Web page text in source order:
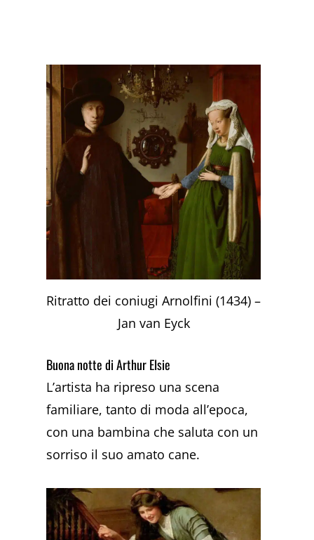
Ritratto dei coniugi Arnolfini (1434) –
Jan van Eyck
Buona notte di Arthur Elsie
L’artista ha ripreso una scena
familiare, tanto di moda all’epoca,
con una bambina che saluta con un
sorriso il suo amato cane.